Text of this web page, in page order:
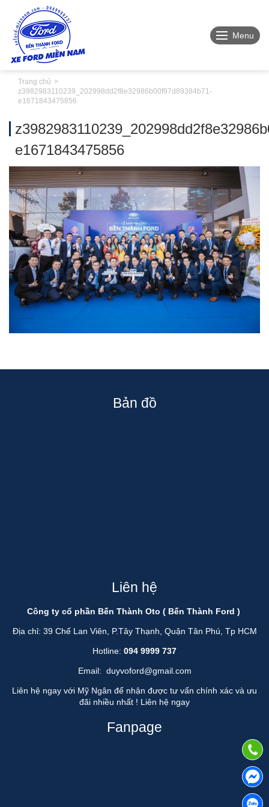
Menu
Trang chủ
z3982983110239_202998dd2f8e32986b00f97d89384b71-
e1671843475856
e1671843475856
Bản đồ
Liên hệ
Công ty cổ phần Bến Thành Oto ( Bến Thành Ford )
Địa chỉ: 39 Chế Lan Viên, P.Tây Thạnh, Quận Tân Phú, Tp HCM
Hotline: 094 9999 737
Email: duyvoford@gmail.com
Liên hệ ngay với Mỹ Ngân để nhận được tư vấn chính xác và ưu
đãi nhiều nhất ! Liên hệ ngay
Fanpage